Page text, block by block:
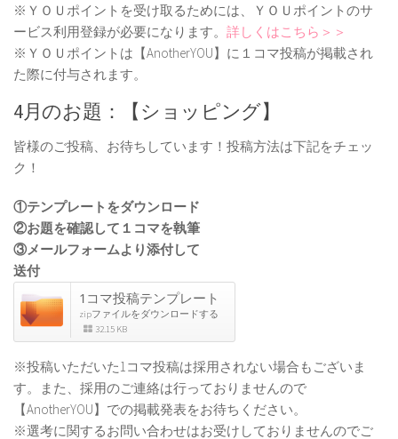
※ＹＯＵポイントを受け取るためには、ＹＯＵポイントのサ
ービス利用登録が必要になります。 詳しくはこちら＞＞
※ＹＯＵポイントは【AnotherYOU】に１コマ投稿が掲載され
た際に付与されます。
4月のお題：【ショッピング】
皆様のご投稿、お待ちしています！投稿方法は下記をチェッ
ク！
①テンプレートをダウンロード
②お題を確認して１コマを執筆
③メールフォームより添付して
送付
1コマ投稿テンプレート
zipファイルをダウンロードする
32.15 KB
※投稿いただいた1コマ投稿は採用されない場合もございま
す。また、採用のご連絡は行っておりませんので
【AnotherYOU】での掲載発表をお待ちください。
※選考に関するお問い合わせはお受けしておりませんのでご